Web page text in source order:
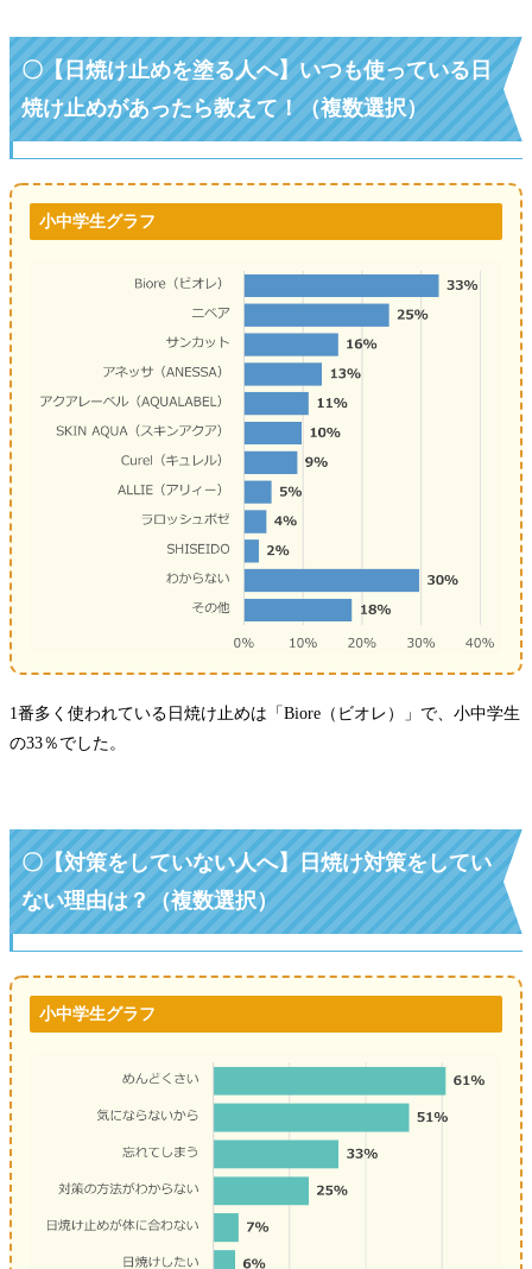
〇【日焼け止めを塗る人へ】いつも使っている日
焼け止めがあったら教えて！（複数選択）
小中学生グラフ
1番多く使われている日焼け止めは「Biore（ビオレ）」で、小中学生
の33％でした。
〇【対策をしていない人へ】日焼け対策をしてい
ない理由は？（複数選択）
小中学生グラフ